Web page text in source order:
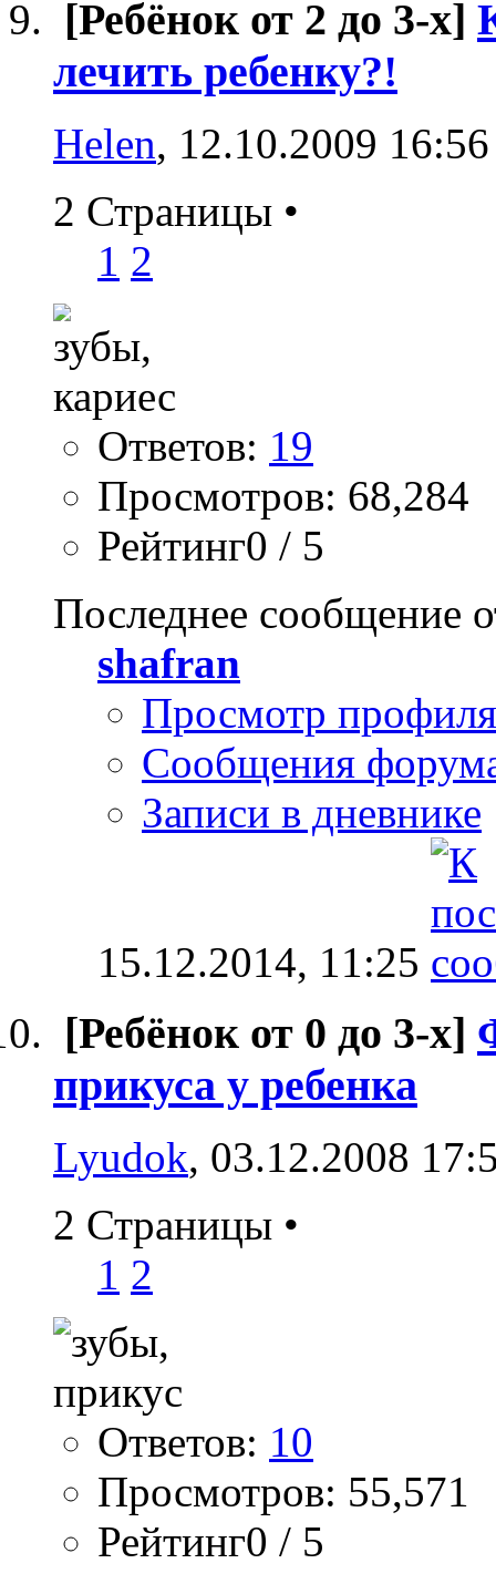
[Ребёнок от 2 до 3-х]
лечить ребенку?!
Helen, 12.10.2009 16:56
2 Страницы •
1 2
Ответов: 19
Просмотров: 68,284
Рейтинг0 / 5
Последнее сообщение
shafran
Просмотр профиля
Сообщения
Записи в дневнике
15.12.2014, 11:25
[Ребёнок от 0 до 3-х]
прикуса у ребенка
Lyudok, 03.12.2008
2 Страницы •
1 2
Ответов: 10
Просмотров: 55,571
Рейтинг0 / 5